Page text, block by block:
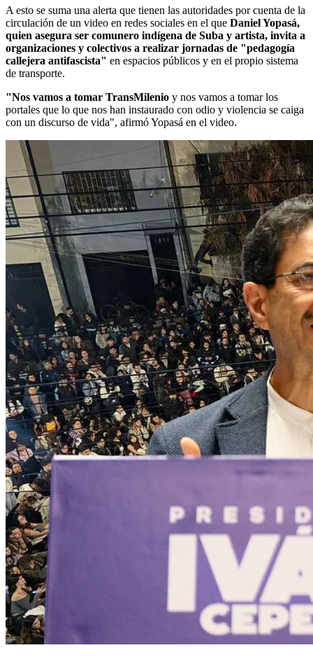
A esto se suma una alerta que tienen las autoridades por cuenta de la
circulación de un video en redes sociales en el que Daniel Yopasá,
quien asegura ser comunero indígena de Suba y artista, invita a
organizaciones y colectivos a realizar jornadas de "pedagogía
callejera antifascista" en espacios públicos y en el propio sistema
de transporte.
"Nos vamos a tomar TransMilenio y nos vamos a tomar los
portales que lo que nos han instaurado con odio y violencia se caiga
con un discurso de vida", afirmó Yopasá en el video.